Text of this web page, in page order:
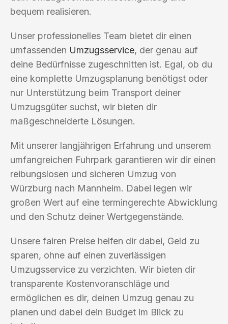
bequem realisieren.
Unser professionelles Team bietet dir einen
umfassenden Umzugsservice, der genau auf
deine Bedürfnisse zugeschnitten ist. Egal, ob du
eine komplette Umzugsplanung benötigst oder
nur Unterstützung beim Transport deiner
Umzugsgüter suchst, wir bieten dir
maßgeschneiderte Lösungen.
Mit unserer langjährigen Erfahrung und unserem
umfangreichen Fuhrpark garantieren wir dir einen
reibungslosen und sicheren Umzug von
Würzburg nach Mannheim. Dabei legen wir
großen Wert auf eine termingerechte Abwicklung
und den Schutz deiner Wertgegenstände.
Unsere fairen Preise helfen dir dabei, Geld zu
sparen, ohne auf einen zuverlässigen
Umzugsservice zu verzichten. Wir bieten dir
transparente Kostenvoranschläge und
ermöglichen es dir, deinen Umzug genau zu
planen und dabei dein Budget im Blick zu